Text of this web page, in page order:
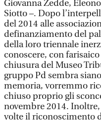
Giovanna Zedde,
Siotto –. Dopo
del 2014 alle
definanziamento del
della loro triennale
conoscere, con
chiusura del Museo
gruppo Pd sembra
memoria, vorremmo
chiuso proprio gli
novembre 2014.
volte il riconoscimento